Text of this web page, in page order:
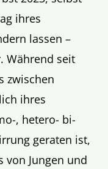
ihres
lassen –
Während seit
zwischen
ihres
, hetero- bi-
geraten ist,
von Jungen und